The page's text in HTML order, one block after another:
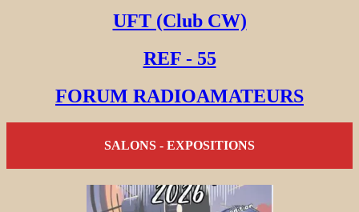
UFT (Club CW)
REF - 55
FORUM RADIOAMATEURS
SALONS - EXPOSITIONS